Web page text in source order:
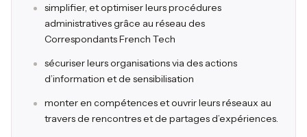
simplifier, et optimiser leurs procédures
administratives grâce au réseau des
Correspondants French Tech
sécuriser leurs organisations via des actions
d’information et de sensibilisation
monter en compétences et ouvrir leurs réseaux au
travers de rencontres et de partages d’expériences.